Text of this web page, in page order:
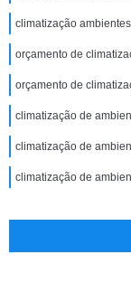
climatização
orçamento de
orçamento de
climatização de
climatização de
climatização de